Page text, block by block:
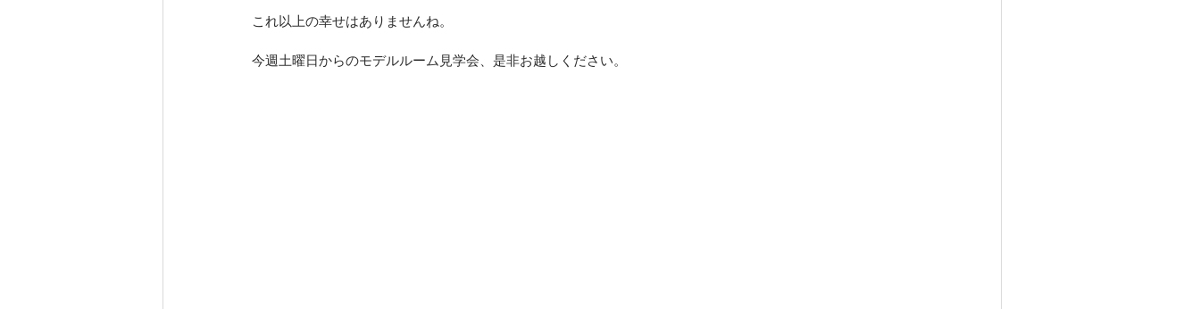
これ以上の幸せはありませんね。
今週土曜日からのモデルルーム見学会、是非お越しください。